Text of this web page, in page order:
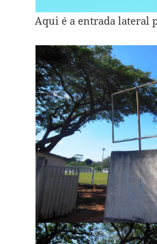
Aqui é a entrada lateral